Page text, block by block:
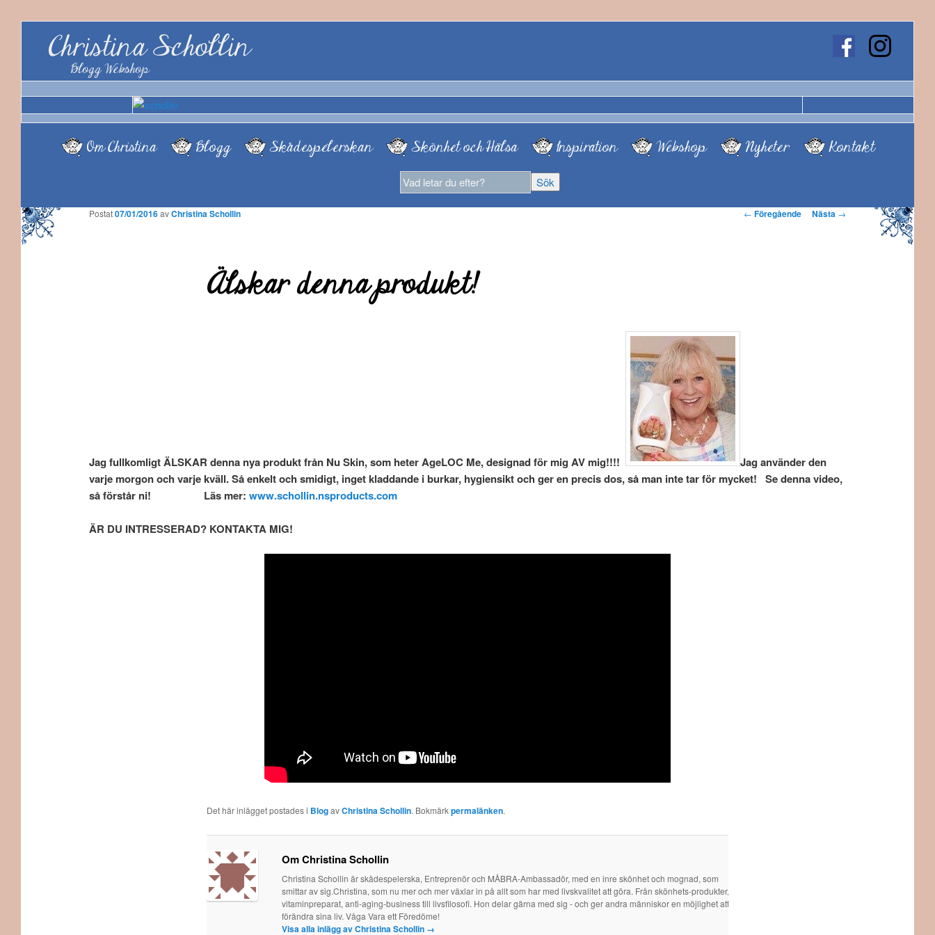
Christina Schollin
Blogg Webshop
Om Christina Blogg Skådespelerskan Skönhet och Hälsa Inspiration Webshop Nyheter Kontakt
Inläggsnavigering
← Föregående Nästa →
Älskar denna produkt!
Postat07/01/2016 avChristina Schollin
Jag fullkomligt ÄLSKAR denna nya produkt från Nu Skin, som heter AgeLOC Me, designad för mig AV mig!!!!
Jag använder den
varje morgon och varje kväll. Så enkelt och smidigt, inget kladdande i burkar, hygiensikt och ger en precis dos, så man inte tar för mycket! Se denna video,
så förstår ni! Läs mer: www.schollin.nsproducts.com
ÄR DU INTRESSERAD? KONTAKTA MIG!
Det här inlägget postades i BlogavChristina Schollin. Bokmärkpermalänken.
Om Christina Schollin
Christina Schollin är skådespelerska, Entreprenör och MÅBRA-Ambassadör, med en inre skönhet och mognad, som
smittar av sig.Christina, som nu mer och mer växlar in på allt som har med livskvalitet att göra. Från skönhets-produkter,
vitaminpreparat, anti-aging-business till livsfilosofi. Hon delar gärna med sig - och ger andra människor en möjlighet att
förändra sina liv. Våga Vara ett Föredöme!
Visa alla inlägg av Christina Schollin →